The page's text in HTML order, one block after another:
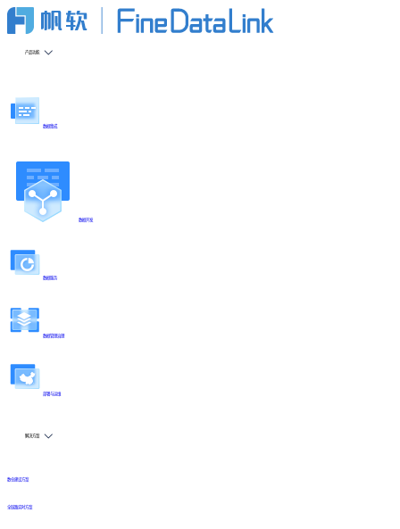
产品功能
数据集成
数据开发
数据服务
数据管理治理
部署与运维
解决方案
数仓建设方案
全链路实时方案